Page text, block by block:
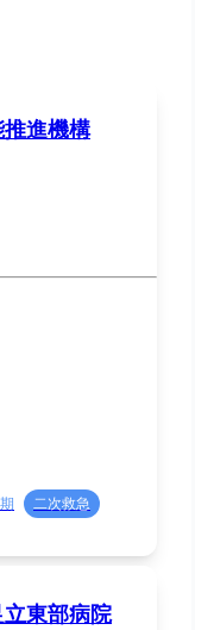
進機構
二次救急
東部病院